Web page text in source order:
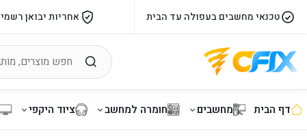
טכנאי מחשבים בעפולה עד הבית אחריות יבואן רשמי
דף הבית מחשבים חומרה למחשב ציוד היקפי